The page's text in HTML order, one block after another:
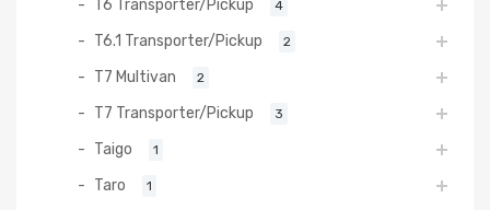
T6 Transporter/Pickup 4
T6.1 Transporter/Pickup 2
T7 Multivan 2
T7 Transporter/Pickup 3
Taigo 1
Taro 1